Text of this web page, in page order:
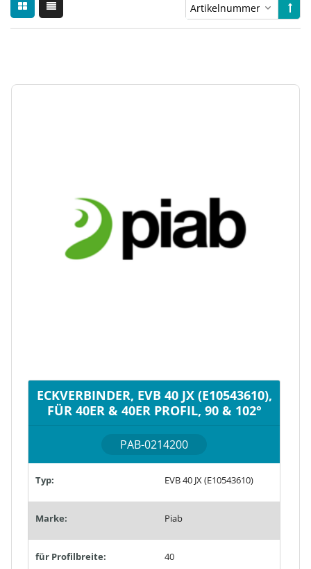
ECKVERBINDER, EVB 40 JX (E10543610),
FÜR 40ER & 40ER PROFIL, 90 & 102°
PAB-0214200
Typ: EVB 40 JX (E10543610)
Marke: Piab
für Profilbreite: 40